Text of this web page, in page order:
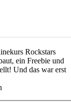
Rockstars
ein Freebie und
Und das war erst